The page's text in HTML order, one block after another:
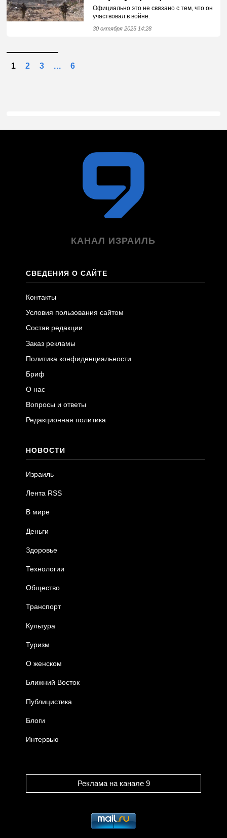
Официально это не связано с тем, что он
участвовал в войне.
30 октября 2025 14:28
1 2 3 ... 6
КАНАЛ ИЗРАИЛЬ
СВЕДЕНИЯ О САЙТЕ
Контакты
Условия пользования сайтом
Состав редакции
Заказ рекламы
Политика конфиденциальности
Бриф
О нас
Вопросы и ответы
Редакционная политика
НОВОСТИ
Израиль
Лента RSS
В мире
Деньги
Здоровье
Технологии
Общество
Транспорт
Культура
Туризм
О женском
Ближний Восток
Публицистика
Блоги
Интервью
Реклама на канале 9